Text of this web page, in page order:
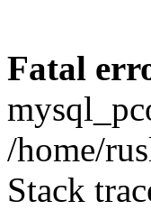
Fatal
/home/
Stack